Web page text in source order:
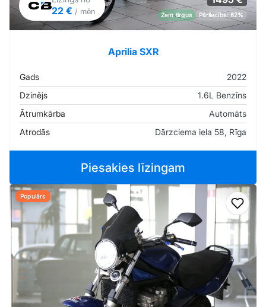
22 € / mēn Zem tirgus Pārliecība: 62%
Aprilia SXR
Gads
2022
Dzinējs
1.6L Benzīns
Ātrumkārba
Automāts
Atrodās
Dārzciema iela 58, Rīga
Piesakies līzingam
Populārs